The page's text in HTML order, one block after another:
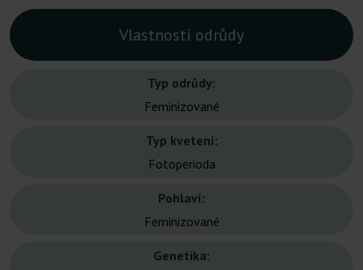
Vlastnosti odrůdy
Typ odrůdy:
Feminizované
Typ kvetení:
Fotoperioda
Pohlaví:
Feminizované
Genetika: